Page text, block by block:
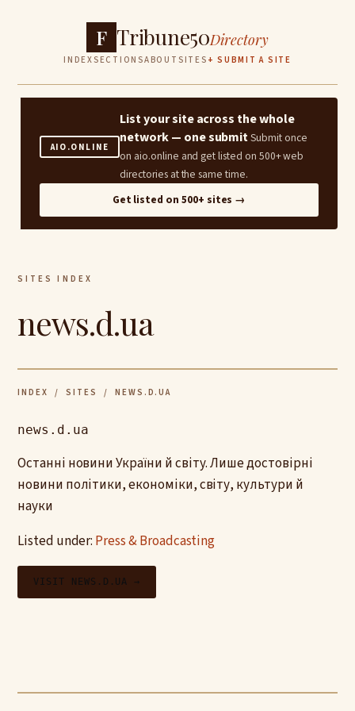
F Tribune50Directory
INDEXSECTIONSABOUT SITES + SUBMIT A SITE
AIO.ONLINE
List your site across the whole
network — one submitSubmit once
on aio.online and get listed on 500+ web
directories at the same time.
Get listed on 500+ sites →
SITES INDEX
news.d.ua
INDEX / SITES / NEWS.D.UA
news.d.ua
Останні новини України й світу. Лише достовірні
новини політики, економіки, світу, культури й
науки
Listed under: Press & Broadcasting
VISIT NEWS.D.UA →